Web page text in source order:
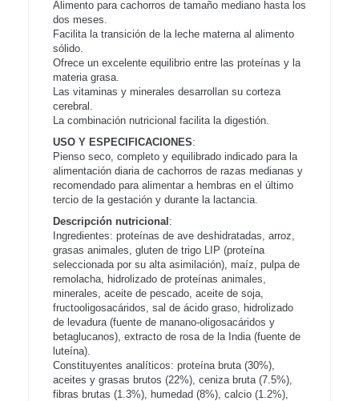
Alimento para cachorros de tamaño mediano hasta los
dos meses.
Facilita la transición de la leche materna al alimento
sólido.
Ofrece un excelente equilibrio entre las proteínas y la
materia grasa.
Las vitaminas y minerales desarrollan su corteza
cerebral.
La combinación nutricional facilita la digestión.
USO Y ESPECIFICACIONES:
Pienso seco, completo y equilibrado indicado para la
alimentación diaria de cachorros de razas medianas y
recomendado para alimentar a hembras en el último
tercio de la gestación y durante la lactancia.
Descripción nutricional :
Ingredientes: proteínas de ave deshidratadas, arroz,
grasas animales, gluten de trigo LIP (proteína
seleccionada por su alta asimilación), maíz, pulpa de
remolacha, hidrolizado de proteínas animales,
minerales, aceite de pescado, aceite de soja,
fructooligosacáridos, sal de ácido graso, hidrolizado
de levadura (fuente de manano-oligosacáridos y
betaglucanos), extracto de rosa de la India (fuente de
luteína).
Constituyentes analíticos: proteína bruta (30%),
aceites y grasas brutos (22%), ceniza bruta (7.5%),
fibras brutas (1.3%), humedad (8%), calcio (1.2%),